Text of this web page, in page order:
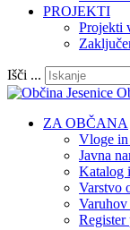
PROJEKTI
Projekti
Išči ...
ZA OBČANA
Vloge in
Javna
Katalog
Varstvo
Register